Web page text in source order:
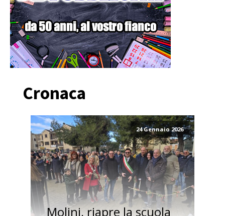
Cronaca
24 Gennaio 2026
Molini, riapre la scuola